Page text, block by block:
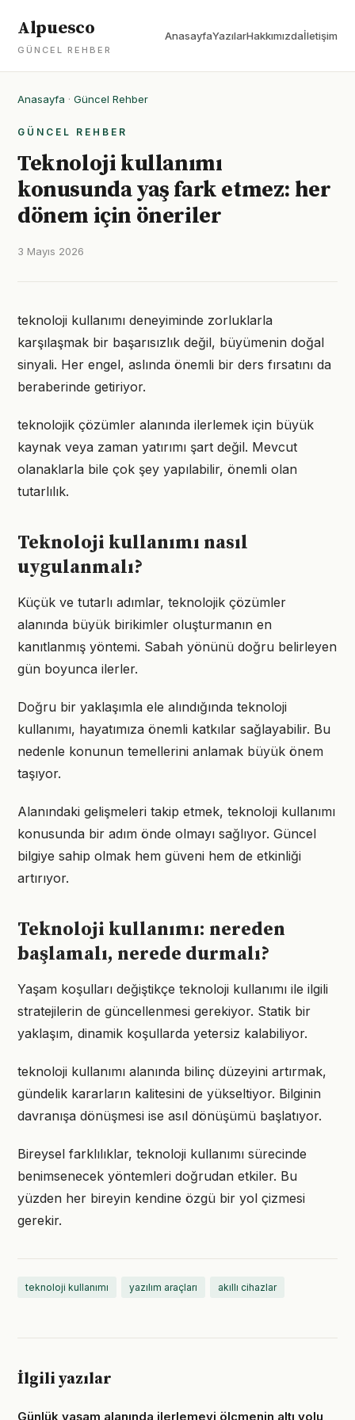
Alpuesco
GÜNCEL REHBER
AnasayfaYazılarHakkımızdaİletişim
Anasayfa · Güncel Rehber
GÜNCEL REHBER
Teknoloji kullanımı
konusunda yaş fark etmez: her
dönem için öneriler
3 Mayıs 2026
teknoloji kullanımı deneyiminde zorluklarla
karşılaşmak bir başarısızlık değil, büyümenin doğal
sinyali. Her engel, aslında önemli bir ders fırsatını da
beraberinde getiriyor.
teknolojik çözümler alanında ilerlemek için büyük
kaynak veya zaman yatırımı şart değil. Mevcut
olanaklarla bile çok şey yapılabilir, önemli olan
tutarlılık.
Teknoloji kullanımı nasıl
uygulanmalı?
Küçük ve tutarlı adımlar, teknolojik çözümler
alanında büyük birikimler oluşturmanın en
kanıtlanmış yöntemi. Sabah yönünü doğru belirleyen
gün boyunca ilerler.
Doğru bir yaklaşımla ele alındığında teknoloji
kullanımı, hayatımıza önemli katkılar sağlayabilir. Bu
nedenle konunun temellerini anlamak büyük önem
taşıyor.
Alanındaki gelişmeleri takip etmek, teknoloji kullanımı
konusunda bir adım önde olmayı sağlıyor. Güncel
bilgiye sahip olmak hem güveni hem de etkinliği
artırıyor.
Teknoloji kullanımı: nereden
başlamalı, nerede durmalı?
Yaşam koşulları değiştikçe teknoloji kullanımı ile ilgili
stratejilerin de güncellenmesi gerekiyor. Statik bir
yaklaşım, dinamik koşullarda yetersiz kalabiliyor.
teknoloji kullanımı alanında bilinç düzeyini artırmak,
gündelik kararların kalitesini de yükseltiyor. Bilginin
davranışa dönüşmesi ise asıl dönüşümü başlatıyor.
Bireysel farklılıklar, teknoloji kullanımı sürecinde
benimsenecek yöntemleri doğrudan etkiler. Bu
yüzden her bireyin kendine özgü bir yol çizmesi
gerekir.
teknoloji kullanımı yazılım araçları akıllı cihazlar
İlgili yazılar
Günlük yaşam alanında ilerlemeyi ölçmenin altı yolu